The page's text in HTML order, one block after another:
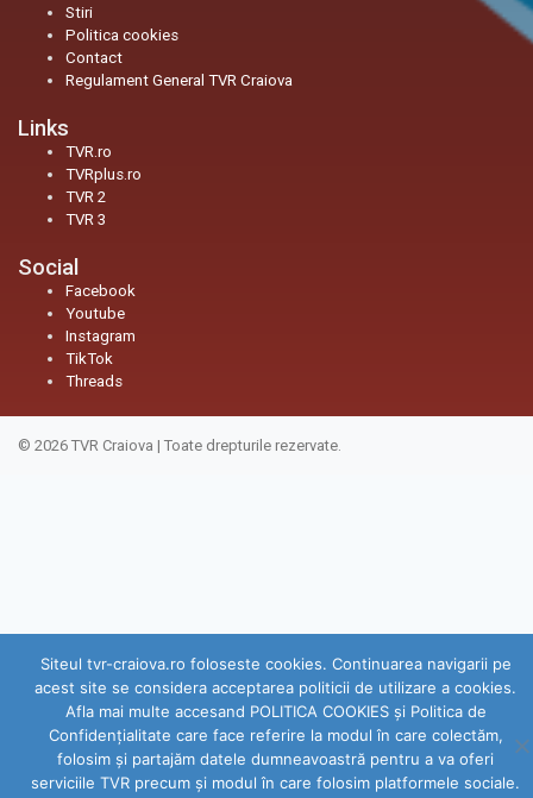
Stiri
Politica cookies
Contact
Regulament General TVR Craiova
Links
TVR.ro
TVRplus.ro
TVR 2
TVR 3
Social
Facebook
Youtube
Instagram
TikTok
Threads
© 2026 TVR Craiova | Toate drepturile rezervate.
Siteul tvr-craiova.ro foloseste cookies. Continuarea navigarii pe
acest site se considera acceptarea politicii de utilizare a cookies.
Afla mai multe accesand POLITICA COOKIES și Politica de
Confidenţialitate care face referire la modul în care colectăm,
folosim şi partajăm datele dumneavoastră pentru a va oferi
serviciile TVR precum şi modul în care folosim platformele sociale.